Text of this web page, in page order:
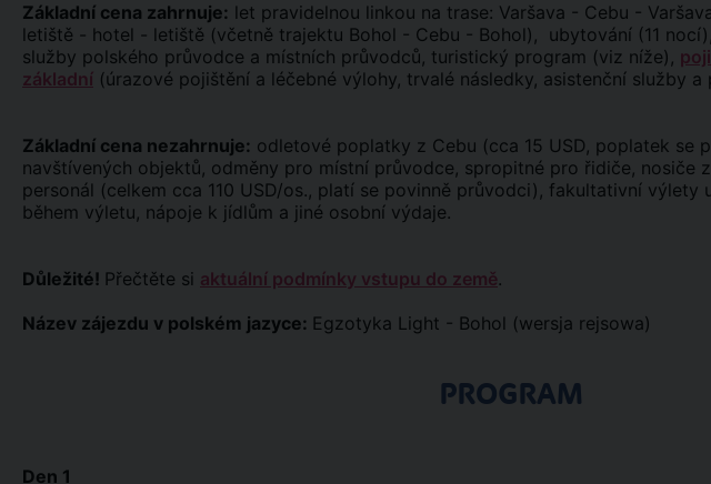
Základní cena zahrnuje: let pravidelnou linkou na trase: Varšava - Cebu -
letiště - hotel - letiště (včetně trajektu Bohol - Cebu - Bohol), ubytování (11
služby polského průvodce a místních průvodců, turistický program (viz níže),
základní (úrazové pojištění a léčebné výlohy, trvalé následky, asistenční služby a
Základní cena nezahrnuje: odletové poplatky z Cebu (cca 15 USD, poplatek se
navštívených objektů, odměny pro místní průvodce, spropitné pro řidiče, nosiče
personál (celkem cca 110 USD/os., platí se povinně průvodci), fakultativní výlety
během výletu, nápoje k jídlům a jiné osobní výdaje.
Důležité! Přečtěte si aktuální podmínky vstupu do země.
Název zájezdu v polském jazyce: Egzotyka Light - Bohol (wersja rejsowa)
PROGRAM
Den 1